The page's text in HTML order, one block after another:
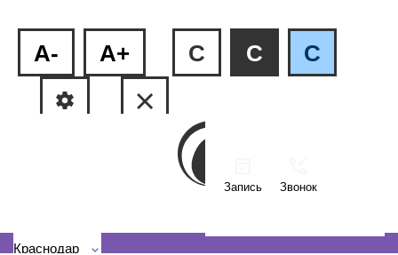
A- A+ C C C
Запись Звонок
Краснодар